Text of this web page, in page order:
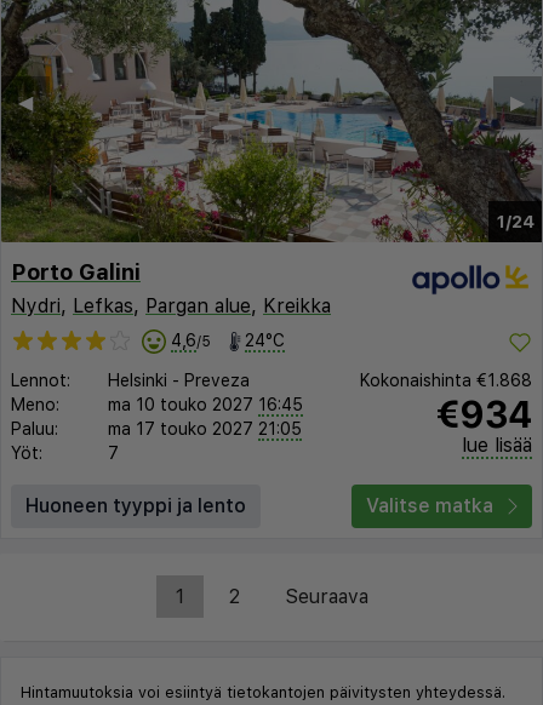
1/24
▶︎
◀︎
Porto Galini
Nydri, Lefkas, Pargan alue, Kreikka
4,6/5 24°C
Lennot: Helsinki - Preveza
Meno:
ma 10 touko 2027 16:45
Paluu:
ma 17 touko 2027 21:05
Yöt:
7
Kokonaishinta €1.868
€934
lue lisää
Huoneen tyyppi ja lento Valitse matka
1 2 Seuraava
Hintamuutoksia voi esiintyä tietokantojen päivitysten yhteydessä.